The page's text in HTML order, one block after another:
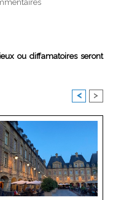
ou diffamatoires seront
< >